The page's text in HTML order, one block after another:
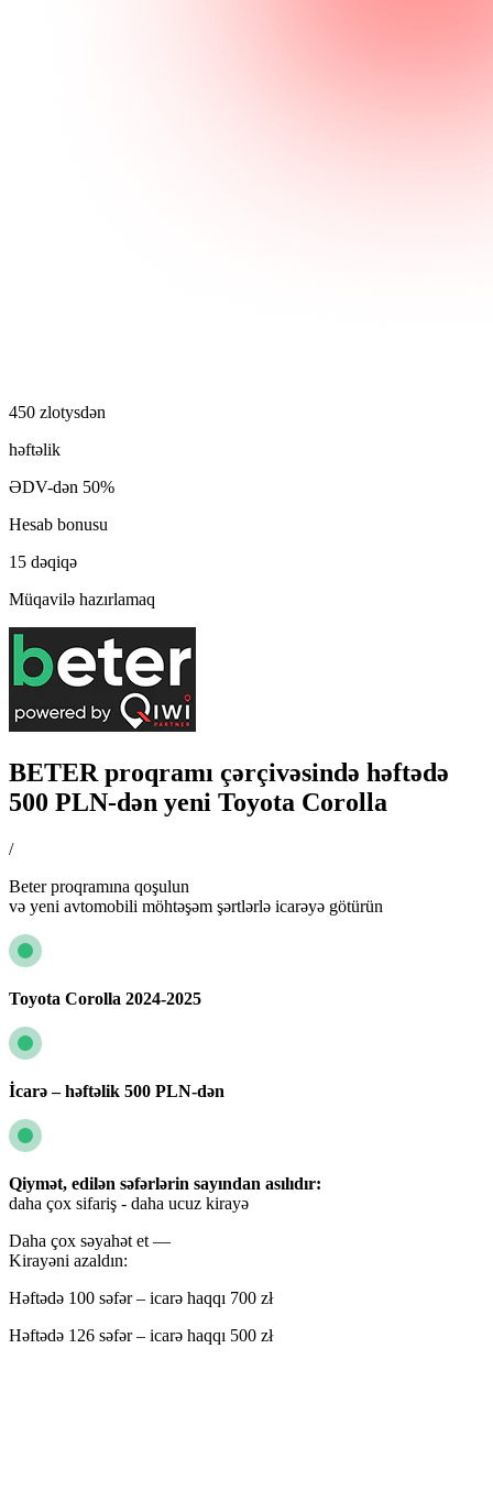
450 zlotysdən
həftəlik
ƏDV-dən 50%
Hesab bonusu
15 dəqiqə
Müqavilə hazırlamaq
BETER proqramı çərçivəsində həftədə
500 PLN-dən yeni Toyota Corolla
/
Beter proqramına qoşulun
və yeni avtomobili möhtəşəm şərtlərlə icarəyə götürün
Toyota Corolla 2024-2025
İcarə – həftəlik 500 PLN-dən
Qiymət, edilən səfərlərin sayından asılıdır:
daha çox sifariş - daha ucuz kirayə
Daha çox səyahət et —
Kirayəni azaldın:
Həftədə 100 səfər – icarə haqqı 700 zł
Həftədə 126 səfər – icarə haqqı 500 zł